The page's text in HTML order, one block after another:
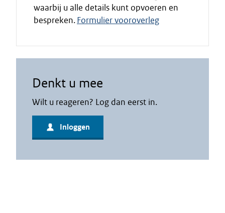
waarbij u alle details kunt opvoeren en
bespreken.Formulier vooroverleg
Denkt u mee
Wilt u reageren? Log dan eerst in.
Inloggen